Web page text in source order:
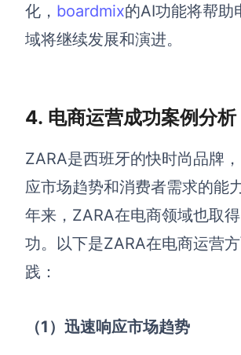
化， boardmix的AI功能将帮助
域将继续发展和演进。
4. 电商运营成功案例分析
ZARA是西班牙的快时尚品牌
应市场趋势和消费者需求的能
年来，ZARA在电商领域也取
功。以下是ZARA在电商运营
践：
（1）迅速响应市场趋势